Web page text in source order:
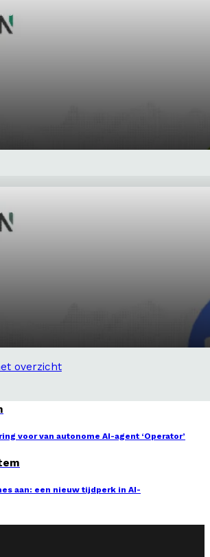
Alpamayo 2 Super voor
lanceert DeepSeek-V4-Flash-0731
overzicht
voor van autonome AI-agent ‘Operator’
aan: een nieuw tijdperk in AI-